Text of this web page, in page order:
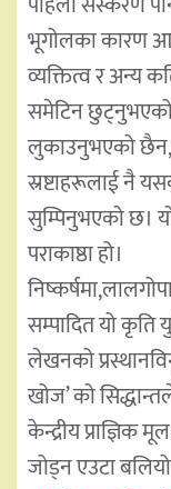
भूगोलका कारण
व्यक्तित्व र अन्य
समेटिन
लुकाउनुभएको छैन,
स्रष्टाहरूलाई नै
सुम्पिनुभएको छ। यो
पराकाष्ठा हो।
सम्पादित यो कृति
लेखनको
खोज’ को
केन्द्रीय प्राज्ञिक
जोड्न एउटा